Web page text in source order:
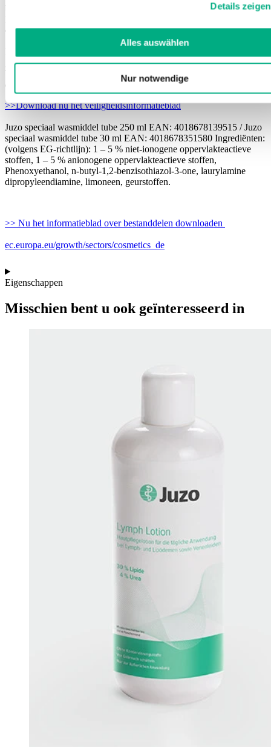
unsererDatenschutzerklärungundImpressum.
Details zeigen
Alles auswählen
Nur notwendige
bijzonder zuinig in gebruik
. Een centimeter pasta op twee liter
lauwwarm water is voldoende voor de verzorging van hoogwaardig
compressiebreiwerk.
Het wasmiddel is meer dan 90%
geen fosfaten, enzymen, bleekmiddelen en optische witmakers.
Verkrijgbaar in een praktische tube met een goede
doseermogelijkheid. Ook geschikt voor breiwerk van wol.
>>Download nu het veiligheidsinformatieblad
Juzo speciaal wasmiddel tube 250 ml EAN: 4018678139515 / Juzo
speciaal wasmiddel tube 30 ml EAN: 4018678351580 Ingrediënten:
(volgens EG-richtlijn): 1 – 5 % niet-ionogene oppervlakteactieve
stoffen, 1 – 5 % anionogene oppervlakteactieve stoffen,
Phenoxyethanol, n-butyl-1,2-benzisothiazol-3-one, laurylamine
dipropyleendiamine, limoneen, geurstoffen.
>> Nu het informatieblad over bestanddelen downloaden
ec.europa.eu/growth/sectors/cosmetics_de
Eigenschappen
Misschien bent u ook geïnteresseerd in